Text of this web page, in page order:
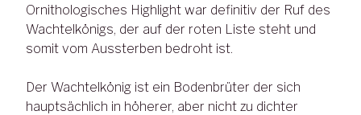
Ornithologisches Highlight war definitiv der Ruf des
Wachtelkönigs, der auf der roten Liste steht und
somit vom Aussterben bedroht ist.
Der Wachtelkönig ist ein Bodenbrüter der sich
hauptsächlich in höherer, aber nicht zu dichter